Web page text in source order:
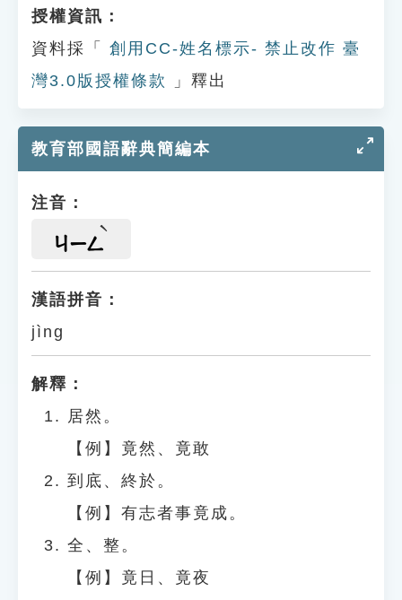
授權資訊：
資料採「
創用CC-姓名標示- 禁止改作 臺
灣3.0版授權條款
」釋出
教育部國語辭典簡編本
注音：
ㄐㄧㄥ
漢語拼音：
jìng
解釋：
居然。
【例】竟然、竟敢
到底、終於。
【例】有志者事竟成。
全、整。
【例】竟日、竟夜